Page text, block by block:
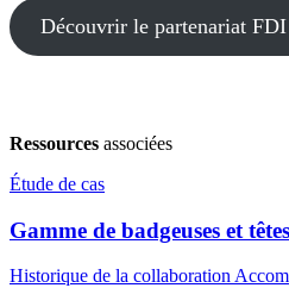
Découvrir le partenariat
Ressources associées
Étude de cas
Gamme de badgeuses et
Historique de la collaboration